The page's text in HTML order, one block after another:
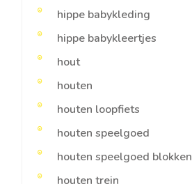
hippe babykleding
hippe babykleertjes
hout
houten
houten loopfiets
houten speelgoed
houten speelgoed blokken
houten trein